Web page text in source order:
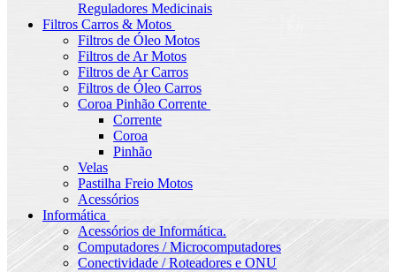
Reguladores Medicinais
Filtros Carros & Motos
Filtros de Óleo Motos
Filtros de Ar Motos
Filtros de Ar Carros
Filtros de Óleo Carros
Coroa Pinhão Corrente
Corrente
Coroa
Pinhão
Velas
Pastilha Freio Motos
Acessórios
Informática
Acessórios de Informática.
Computadores / Microcomputadores
Conectividade / Roteadores e ONU